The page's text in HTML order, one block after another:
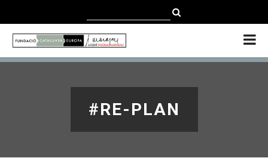
ENGLISH
#RE-PLAN